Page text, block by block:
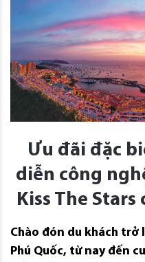
Ưu đãi đặc
diễn công
Kiss The
Chào đón du khách trở
Phú Quốc, từ nay đến